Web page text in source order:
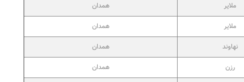
ملایر
همدان
ملایر
همدان
نهاوند
همدان
رزن
همدان